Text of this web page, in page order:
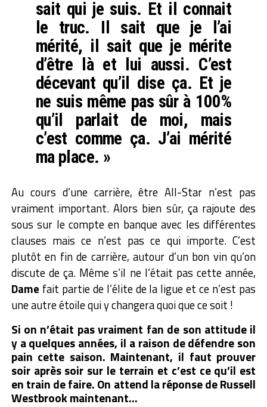
sait qui je suis. Et il connait
le truc. Il sait que je l’ai
mérité, il sait que je mérite
d’être là et lui aussi. C’est
décevant qu’il dise ça. Et je
ne suis même pas sûr à 100%
qu’il parlait de moi, mais
c’est comme ça. J’ai mérité
ma place. »
Au cours d’une carrière, être All-Star n’est pas
vraiment important. Alors bien sûr, ça rajoute des
sous sur le compte en banque avec les différentes
clauses mais ce n’est pas ce qui importe. C’est
plutôt en fin de carrière, autour d’un bon vin qu’on
discute de ça. Même s’il ne l’était pas cette année,
Dame fait partie de l’élite de la ligue et ce n’est pas
une autre étoile qui y changera quoi que ce soit !
Si on n’était pas vraiment fan de son attitude il
y a quelques années, il a raison de défendre son
pain cette saison. Maintenant, il faut prouver
soir après soir sur le terrain et c’est ce qu’il est
en train de faire. On attend la réponse de Russell
Westbrook maintenant…